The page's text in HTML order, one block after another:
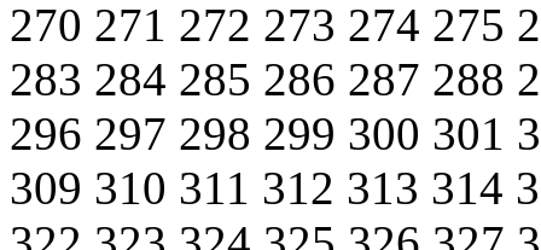
270 271 272 273 274 275
283 284 285 286 287 288
296 297 298 299 300 301
309 310 311 312 313 314